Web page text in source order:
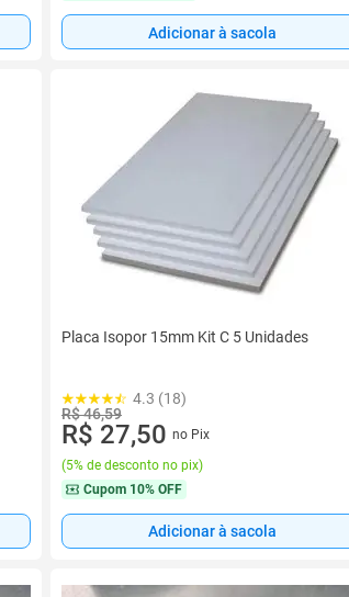
Adicionar à sacola
Placa Isopor 15mm Kit C 5 Unidades
4.3 (18)
R$ 46,59
R$ 27,50 no Pix
(5% de desconto no pix)
Cupom 10% OFF
Adicionar à sacola